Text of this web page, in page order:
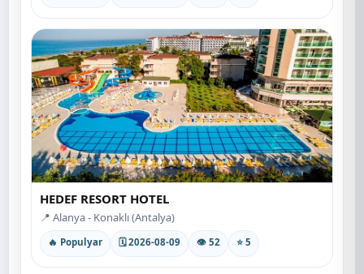
HEDEF RESORT HOTEL
📍 Alanya - Konaklı (Antalya)
🔥 Populyar 🗓 2026-08-09 👁 52 ⭐ 5